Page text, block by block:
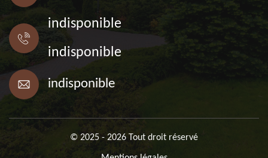
indisponible
indisponible
indisponible
© 2025 - 2026 Tout droit réservé